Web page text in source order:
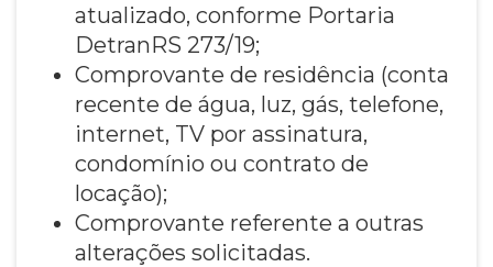
atualizado, conforme Portaria
DetranRS 273/19;
Comprovante de residência (conta
recente de água, luz, gás, telefone,
internet, TV por assinatura,
condomínio ou contrato de
locação);
Comprovante referente a outras
alterações solicitadas.